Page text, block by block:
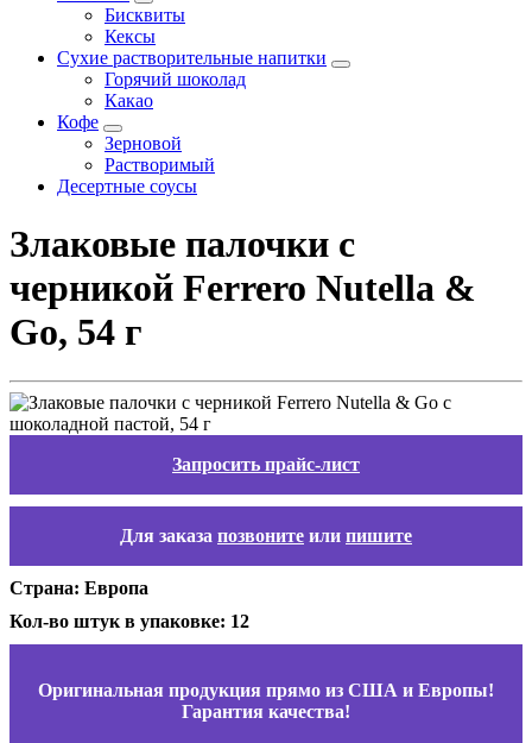
Бисквиты
Кексы
Сухие растворительные напитки
Горячий шоколад
Какао
Кофе
Зерновой
Растворимый
Десертные соусы
Злаковые палочки с
черникой Ferrero Nutella &
Go, 54 г
Запросить прайс-лист
Для заказа позвоните или пишите
Страна: Европа
Кол-во штук в упаковке: 12
Оригинальная продукция прямо из США и Европы!
Гарантия качества!